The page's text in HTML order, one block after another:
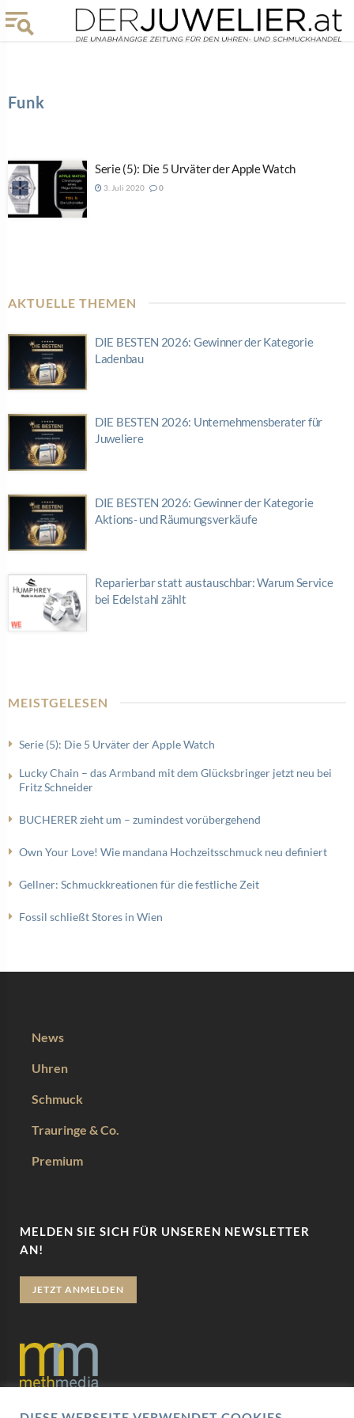
Funk
Serie (5): Die 5 Urväter der Apple Watch
3. Juli 2020 0
AKTUELLE THEMEN
DIE BESTEN 2026: Gewinner der Kategorie
Ladenbau
DIE BESTEN 2026: Unternehmensberater für
Juweliere
DIE BESTEN 2026: Gewinner der Kategorie
Aktions- und Räumungsverkäufe
Reparierbar statt austauschbar: Warum Service
bei Edelstahl zählt
MEISTGELESEN
Serie (5): Die 5 Urväter der Apple Watch
Lucky Chain – das Armband mit dem Glücksbringer jetzt neu bei
Fritz Schneider
BUCHERER zieht um – zumindest vorübergehend
Own Your Love! Wie mandana Hochzeitsschmuck neu definiert
Gellner: Schmuckkreationen für die festliche Zeit
Fossil schließt Stores in Wien
News
Uhren
Schmuck
Trauringe & Co.
Premium
MELDEN SIE SICH FÜR UNSEREN NEWSLETTER
AN!
JETZT ANMELDEN